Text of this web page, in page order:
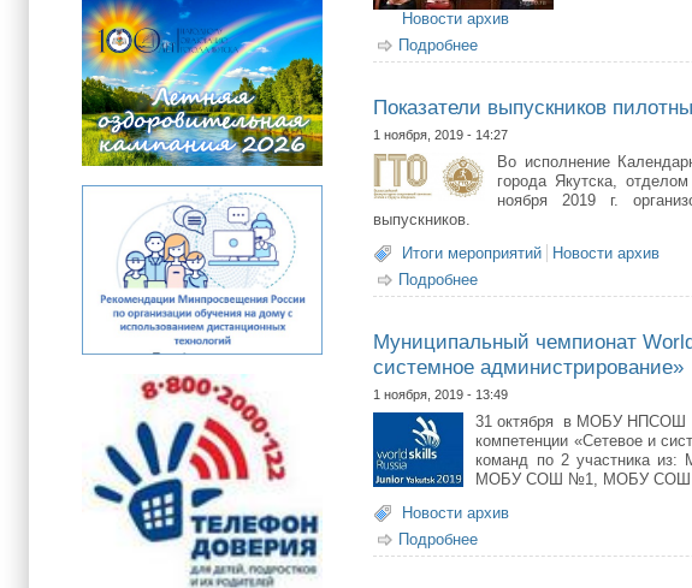
Новости архив
Подробнее
Показатели выпускников
1 ноября, 2019 - 14:27
Во исполнение
города Якутска,
ноября 2019 г.
выпускников.
Итоги мероприятий
Новости архив
Подробнее
Муниципальный чемпионат
системное администрирование»
1 ноября, 2019 - 13:49
31 октября в МОБУ НПСОШ
компетенции «Сетевое и
команд по 2 участника из:
МОБУ СОШ №1, МОБУ
Новости архив
Подробнее о Муниципальный